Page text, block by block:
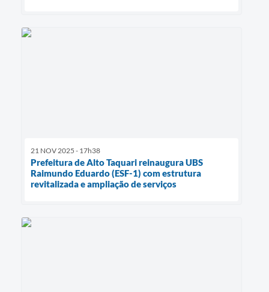
21 NOV 2025 - 17h38
Prefeitura de Alto Taquari reinaugura UBS
Raimundo Eduardo (ESF-1) com estrutura
revitalizada e ampliação de serviços